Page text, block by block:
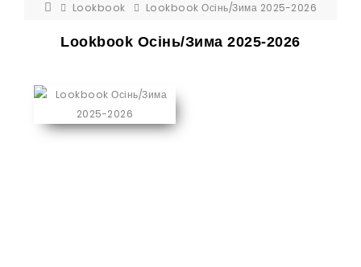
Lookbook Lookbook Осінь/Зима 2025-2026
Lookbook Осінь/Зима 2025-2026